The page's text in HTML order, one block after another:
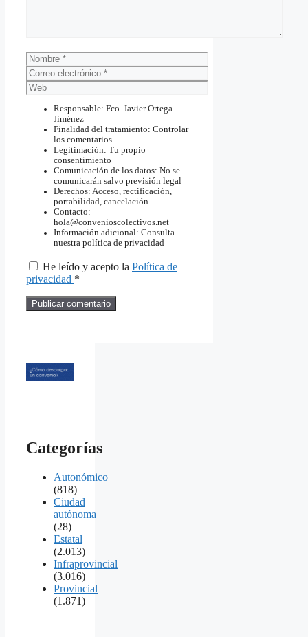
Nombre
Correo
electrónico
Web
Responsable: Fco. Javier Ortega
Jiménez
Finalidad del tratamiento: Controlar
los comentarios
Legitimación: Tu propio
consentimiento
Comunicación de los datos: No se
comunicarán salvo previsión legal
Derechos: Acceso, rectificación,
portabilidad, cancelación
Contacto:
hola@convenioscolectivos.net
Información adicional: Consulta
nuestra política de privacidad
He leído y acepto la Política de
privacidad *
Categorías
Autonómico
(818)
Ciudad
autónoma
(28)
Estatal
(2.013)
Infraprovincial
(3.016)
Provincial
(1.871)